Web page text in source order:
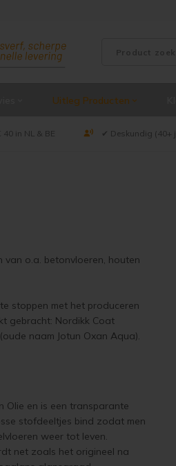
Uitleg Producten
in NL & BE ✔ Deskundig (40+
o.a. betonvloeren, houten
stoppen met het produceren
gebracht: Nordikk Coat
naam Jotun Oxan Aqua).
Olie en is een transparante
stofdeeltjes bind zodat men
weer tot leven.
net zoals het origineel na